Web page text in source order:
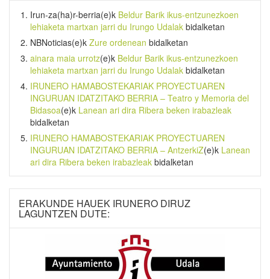
Irun-za(ha)r-berria(e)k Beldur Barik ikus-entzunezkoen
lehiaketa martxan jarri du Irungo Udalak bidalketan
NBNoticias(e)k Zure ordenean bidalketan
ainara maia urrotz(e)k Beldur Barik ikus-entzunezkoen
lehiaketa martxan jarri du Irungo Udalak bidalketan
IRUNERO HAMABOSTEKARIAK PROYECTUAREN
INGURUAN IDATZITAKO BERRIA – Teatro y Memoria del
Bidasoa(e)k Lanean ari dira Ribera beken irabazleak
bidalketan
IRUNERO HAMABOSTEKARIAK PROYECTUAREN
INGURUAN IDATZITAKO BERRIA – AntzerkiZ(e)k Lanean
ari dira Ribera beken irabazleak bidalketan
ERAKUNDE HAUEK IRUNERO DIRUZ
LAGUNTZEN DUTE: